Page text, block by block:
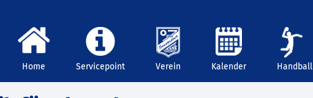
Home Servicepoint Verein Kalender Handball